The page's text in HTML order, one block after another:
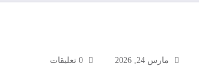
مارس 24, 2026 0 تعليقات